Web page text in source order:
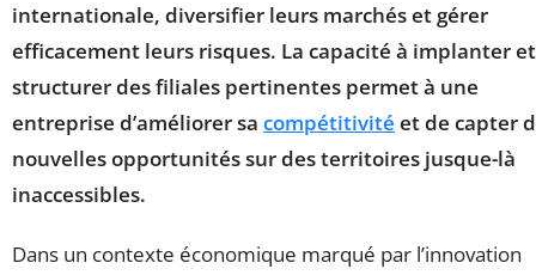
internationale, diversifier leurs marchés et gérer
efficacement leurs risques. La capacité à implanter et
structurer des filiales pertinentes permet à une
entreprise d’améliorer sa compétitivité et de capter
nouvelles opportunités sur des territoires jusque-là
inaccessibles.
Dans un contexte économique marqué par l’innovation